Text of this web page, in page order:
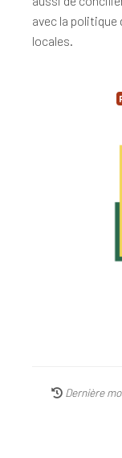
avec la
locales.
Dernière